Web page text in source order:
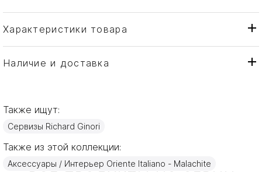
Характеристики товара
Бренд
Richard Ginori
Страна производителя
Наличие и доставка
Также ищут:
Сервизы Richard Ginori
Также из этой коллекции:
Аксессуары / Интерьер Oriente Italiano - Malachite